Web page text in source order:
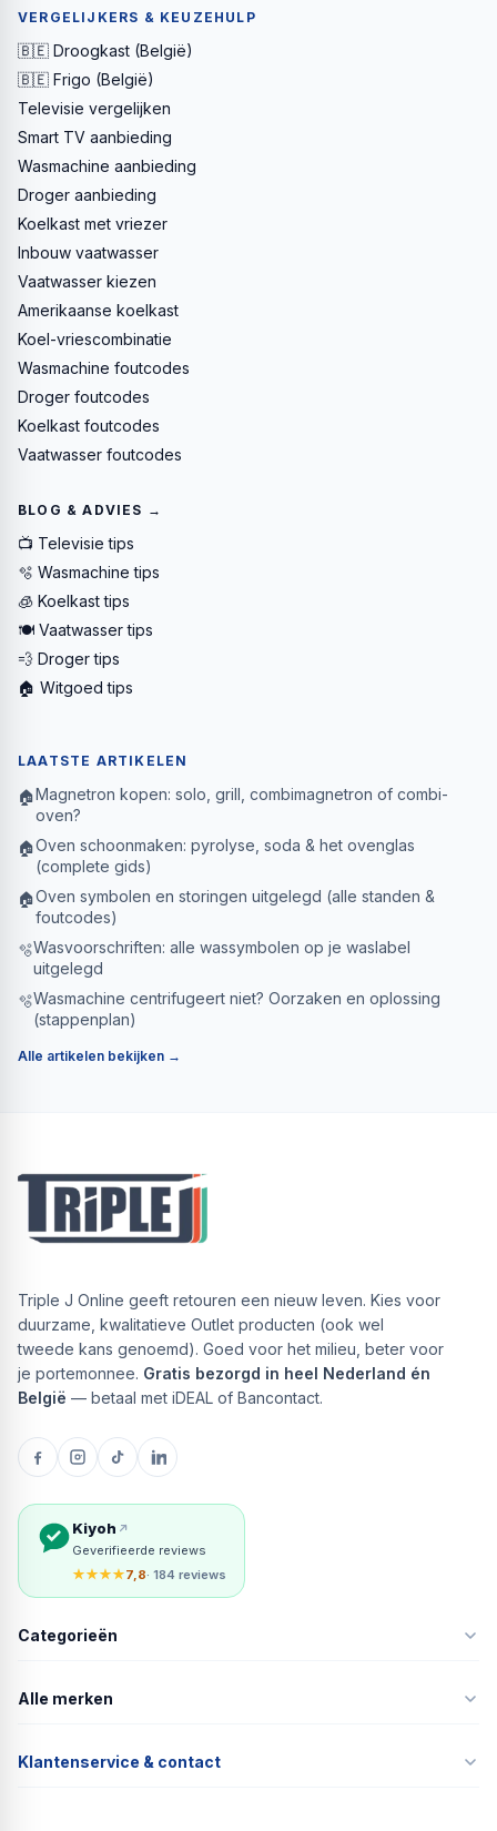
VERGELIJKERS & KEUZEHULP
🇧🇪 Droogkast (België)
🇧🇪 Frigo (België)
Televisie vergelijken
Smart TV aanbieding
Wasmachine aanbieding
Droger aanbieding
Koelkast met vriezer
Inbouw vaatwasser
Vaatwasser kiezen
Amerikaanse koelkast
Koel-vriescombinatie
Wasmachine foutcodes
Droger foutcodes
Koelkast foutcodes
Vaatwasser foutcodes
BLOG & ADVIES →
📺 Televisie tips
🫧 Wasmachine tips
🧊 Koelkast tips
🍽️ Vaatwasser tips
💨 Droger tips
🏠 Witgoed tips
LAATSTE ARTIKELEN
🏠Magnetron kopen: solo, grill, combimagnetron of combi-
oven?
🏠Oven schoonmaken: pyrolyse, soda & het ovenglas
(complete gids)
🏠Oven symbolen en storingen uitgelegd (alle standen &
foutcodes)
🫧Wasvoorschriften: alle wassymbolen op je waslabel
uitgelegd
🫧Wasmachine centrifugeert niet? Oorzaken en oplossing
(stappenplan)
Alle artikelen bekijken →
Triple J Online geeft retouren een nieuw leven. Kies voor
duurzame, kwalitatieve Outlet producten (ook wel
tweede kans genoemd). Goed voor het milieu, beter voor
je portemonnee. Gratis bezorgd in heel Nederland én
België — betaal met iDEAL of Bancontact.
Kiyoh
Geverifieerde reviews
★★★★7,8· 184 reviews
Categorieën
Alle merken
Klantenservice & contact